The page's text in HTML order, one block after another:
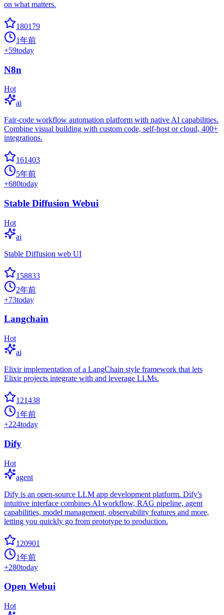
on what matters.
180179
1年前
+59today
N8n
Hot
ai
Fair-code workflow automation platform with native AI capabilities.
Combine visual building with custom code, self-host or cloud, 400+
integrations.
161403
5年前
+680today
Stable Diffusion Webui
Hot
ai
Stable Diffusion web UI
158833
2年前
+73today
Langchain
Hot
ai
Elixir implementation of a LangChain style framework that lets
Elixir projects integrate with and leverage LLMs.
121438
1年前
+224today
Dify
Hot
agent
Dify is an open-source LLM app development platform. Dify's
intuitive interface combines AI workflow, RAG pipeline, agent
capabilities, model management, observability features and more,
letting you quickly go from prototype to production.
120901
1年前
+280today
Open Webui
Hot